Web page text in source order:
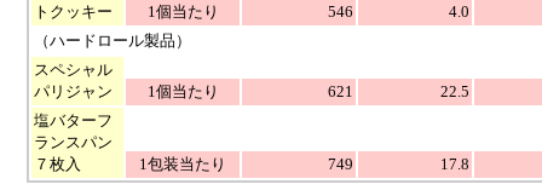
トクッキー
1個当たり 546
4.0
（ハードロール製品）
スペシャル
パリジャン
1個当たり 621
22.5
塩バターフ
ランスパン
７枚入
1包装当たり 749 17.8